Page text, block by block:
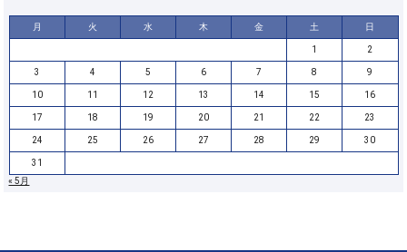
月 火 水 木 金 土 日
1 2
3 4 5 6 7 8 9
10 11 12 13 14 15 16
17 18 19 20 21 22 23
24 25 26 27 28 29 30
31
« 5月